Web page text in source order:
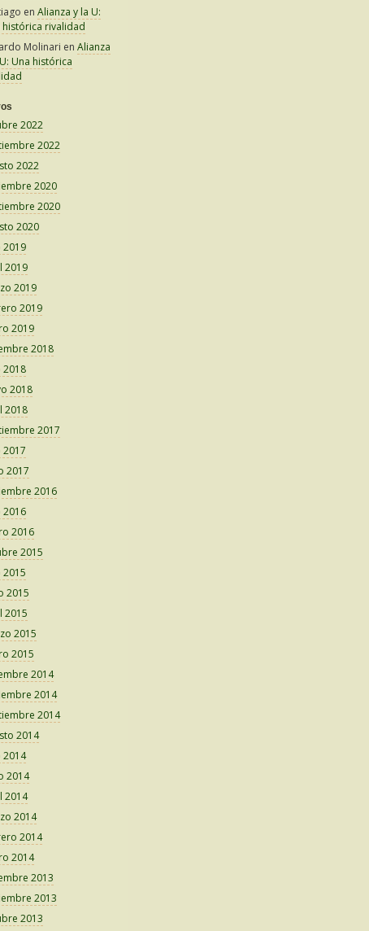
enAlianza y la U:
histórica rivalidad
Molinari enAlianza
Una histórica
2022
2022
2022
2020
2020
2020
2019
2019
2019
2019
2019
2018
2018
2018
2018
2017
2017
2017
2016
2016
2016
2015
2015
2015
2015
2015
2015
2014
2014
2014
2014
2014
2014
2014
2014
2014
2014
2013
2013
2013